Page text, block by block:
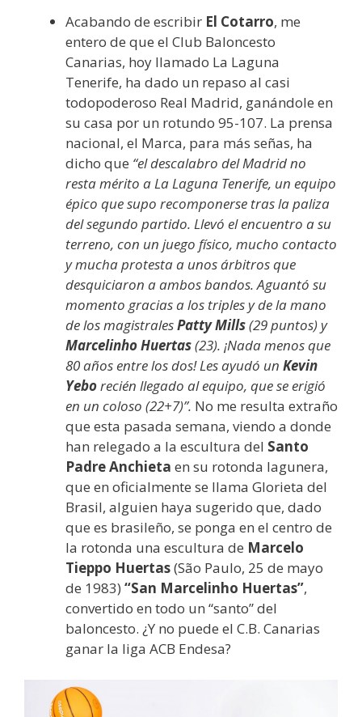
Acabando de escribir El Cotarro, me
entero de que el Club Baloncesto
Canarias, hoy llamado La Laguna
Tenerife, ha dado un repaso al casi
todopoderoso Real Madrid, ganándole en
su casa por un rotundo 95-107. La prensa
nacional, el Marca, para más señas, ha
dicho que “el descalabro del Madrid no
resta mérito a La Laguna Tenerife, un equipo
épico que supo recomponerse tras la paliza
del segundo partido. Llevó el encuentro a su
terreno, con un juego físico, mucho contacto
y mucha protesta a unos árbitros que
desquiciaron a ambos bandos. Aguantó su
momento gracias a los triples y de la mano
de los magistralesPattyMills(29 puntos) y
MarcelinhoHuertas(23). ¡Nada menos que
80 años entre los dos! Les ayudó un Kevin
Yeborecién llegado al equipo, que se erigió
en un coloso (22+7)”. No me resulta extraño
que esta pasada semana, viendo a donde
han relegado a la escultura del Santo
Padre Anchieta en su rotonda lagunera,
que en oficialmente se llama Glorieta del
Brasil, alguien haya sugerido que, dado
que es brasileño, se ponga en el centro de
la rotonda una escultura de Marcelo
Tieppo Huertas(São Paulo, 25 de mayo
de 1983) “San Marcelinho Huertas”,
convertido en todo un “santo” del
baloncesto. ¿Y no puede el C.B. Canarias
ganar la liga ACB Endesa?